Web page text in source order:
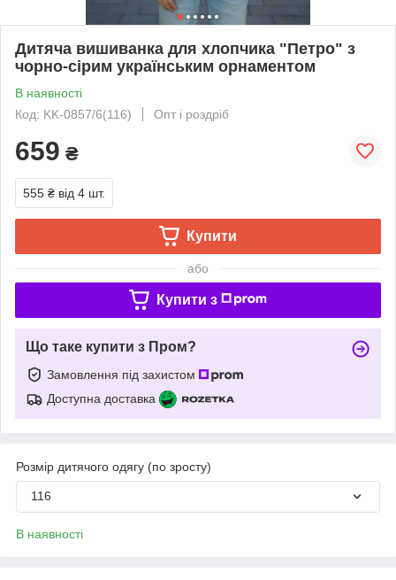
Дитяча вишиванка для хлопчика "Петро" з
чорно-cірим українським орнаментом
В наявності
Код: KK-0857/6(116)
Опт і роздріб
659 ₴
555 ₴ від 4 шт.
Купити
або
Купити з
Що таке купити з Пром?
Замовлення під захистом
Доступна доставка
Розмір дитячого одягу (по зросту)
116
В наявності